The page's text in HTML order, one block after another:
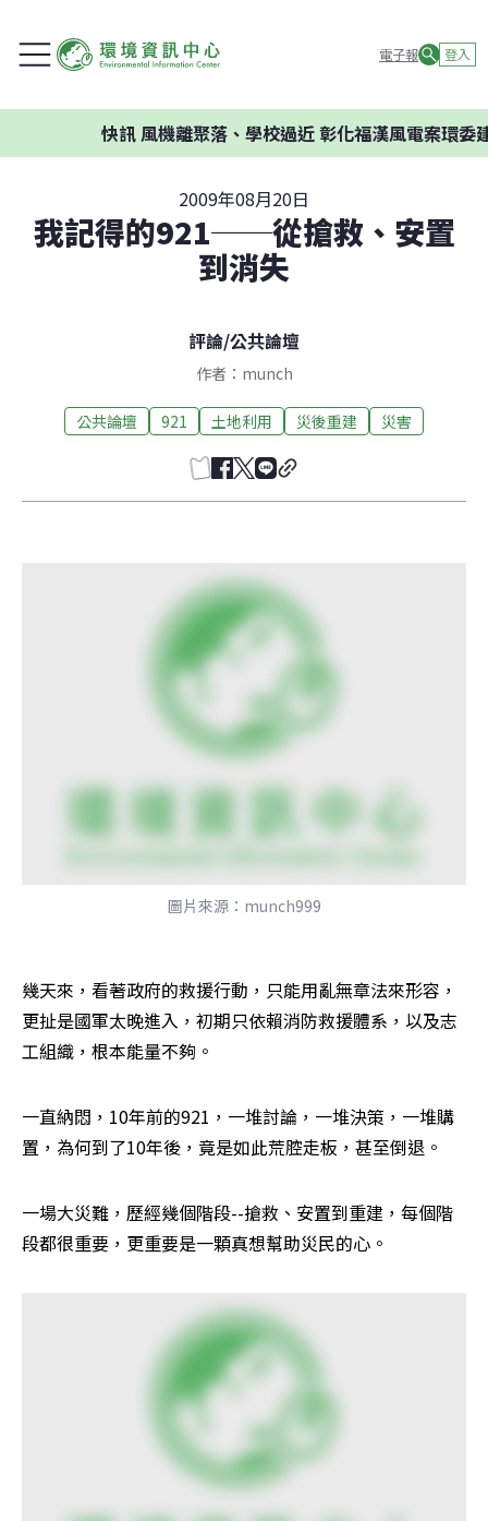
電子報 登入
風機離聚落、學校過近 彰化福漢風電案環委建議不應開
2009年08月20日
我記得的921──從搶救、安置
到消失
評論/公共論壇
作者：munch
公共論壇 921 土地利用 災後重建 災害
圖片來源：munch999
幾天來，看著政府的救援行動，只能用亂無章法來形容，
更扯是國軍太晚進入，初期只依賴消防救援體系，以及志
工組織，根本能量不夠。
一直納悶，10年前的921，一堆討論，一堆決策，一堆購
置，為何到了10年後，竟是如此荒腔走板，甚至倒退。
一場大災難，歷經幾個階段--搶救、安置到重建，每個階
段都很重要，更重要是一顆真想幫助災民的心。